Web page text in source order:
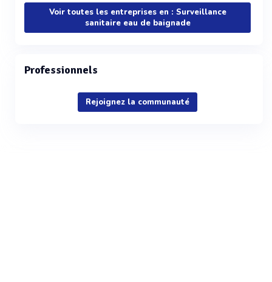
Voir toutes les entreprises en : Surveillance
sanitaire eau de baignade
Professionnels
Rejoignez la communauté